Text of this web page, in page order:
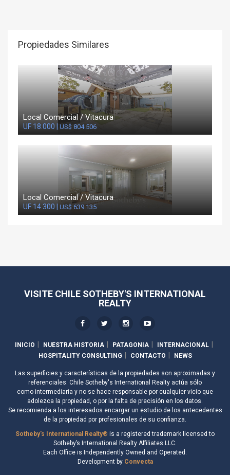
Propiedades Similares
Local Comercial / Vitacura
UF 18.000 | US$ 804.506
Local Comercial / Vitacura
UF 14.300 | US$ 639.135
VISITE CHILE SOTHEBY'S INTERNATIONAL
REALTY
INICIO NUESTRA HISTORIA PATAGONIA
INTERNACIONAL
HOSPITALITY CONSULTING
CONTACTO NEWS
Las superficies y características de la propiedades son aproximadas y
referenciales. Chile Sotheby's International Realty actúa sólo
como intermediaria y no se hace responsable por cualquier vicio que
adolezca la propiedad, o por la falta de precisión en los datos.
Se recomienda a los interesados encargar un estudio de los antecedentes
de la propiedad por profesionales de su confianza.
Sotheby's International Realty® is a registered trademark licensed to
Sotheby’s International Realty Affiliates LLC.
Each Office is Independently Owned and Operated.
Development by Convecta